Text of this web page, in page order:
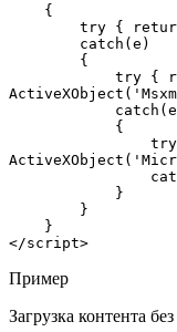
</script>
Пример
Загрузка контента